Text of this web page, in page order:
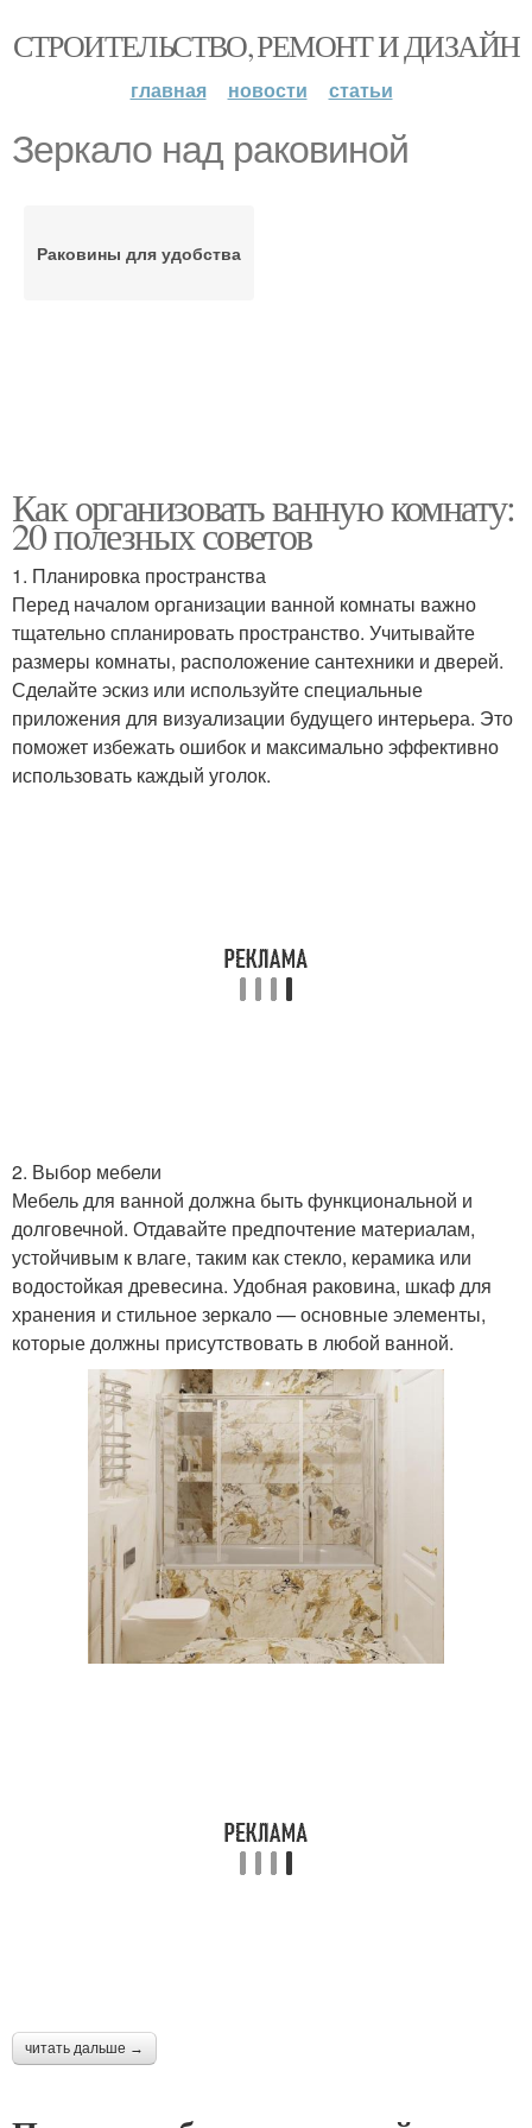
СТРОИТЕЛЬСТВО, РЕМОНТ И ДИЗАЙН
главная новости статьи
Зеркало над раковиной
Раковины для удобства
Как организовать ванную комнату:
20 полезных советов
1. Планировка пространства
Перед началом организации ванной комнаты важно
тщательно спланировать пространство. Учитывайте
размеры комнаты, расположение сантехники и дверей.
Сделайте эскиз или используйте специальные
приложения для визуализации будущего интерьера. Это
поможет избежать ошибок и максимально эффективно
использовать каждый уголок.
2. Выбор мебели
Мебель для ванной должна быть функциональной и
долговечной. Отдавайте предпочтение материалам,
устойчивым к влаге, таким как стекло, керамика или
водостойкая древесина. Удобная раковина, шкаф для
хранения и стильное зеркало — основные элементы,
которые должны присутствовать в любой ванной.
читать дальше →